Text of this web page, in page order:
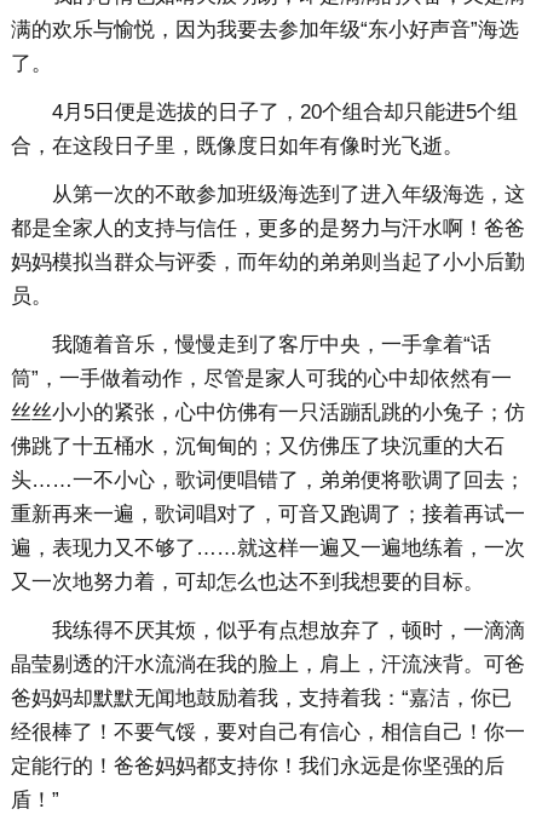
满的欢乐与愉悦，因为我要去参加年级“东小好声音”海选
了。
4月5日便是选拔的日子了，20个组合却只能进5个组
合，在这段日子里，既像度日如年有像时光飞逝。
从第一次的不敢参加班级海选到了进入年级海选，这
都是全家人的支持与信任，更多的是努力与汗水啊！爸爸
妈妈模拟当群众与评委，而年幼的弟弟则当起了小小后勤
员。
我随着音乐，慢慢走到了客厅中央，一手拿着“话
筒”，一手做着动作，尽管是家人可我的心中却依然有一
丝丝小小的紧张，心中仿佛有一只活蹦乱跳的小兔子；仿
佛跳了十五桶水，沉甸甸的；又仿佛压了块沉重的大石
头……一不小心，歌词便唱错了，弟弟便将歌调了回去；
重新再来一遍，歌词唱对了，可音又跑调了；接着再试一
遍，表现力又不够了……就这样一遍又一遍地练着，一次
又一次地努力着，可却怎么也达不到我想要的目标。
我练得不厌其烦，似乎有点想放弃了，顿时，一滴滴
晶莹剔透的汗水流淌在我的脸上，肩上，汗流浃背。可爸
爸妈妈却默默无闻地鼓励着我，支持着我：“嘉洁，你已
经很棒了！不要气馁，要对自己有信心，相信自己！你一
定能行的！爸爸妈妈都支持你！我们永远是你坚强的后
盾！”